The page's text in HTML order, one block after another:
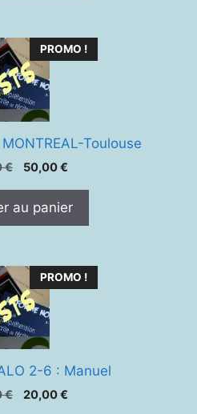
PROMO !
Toulouse
€
Le
était :
50,00€
est :
au panier
PROMO !
2-6 : Manuel
€
Le
20,00€